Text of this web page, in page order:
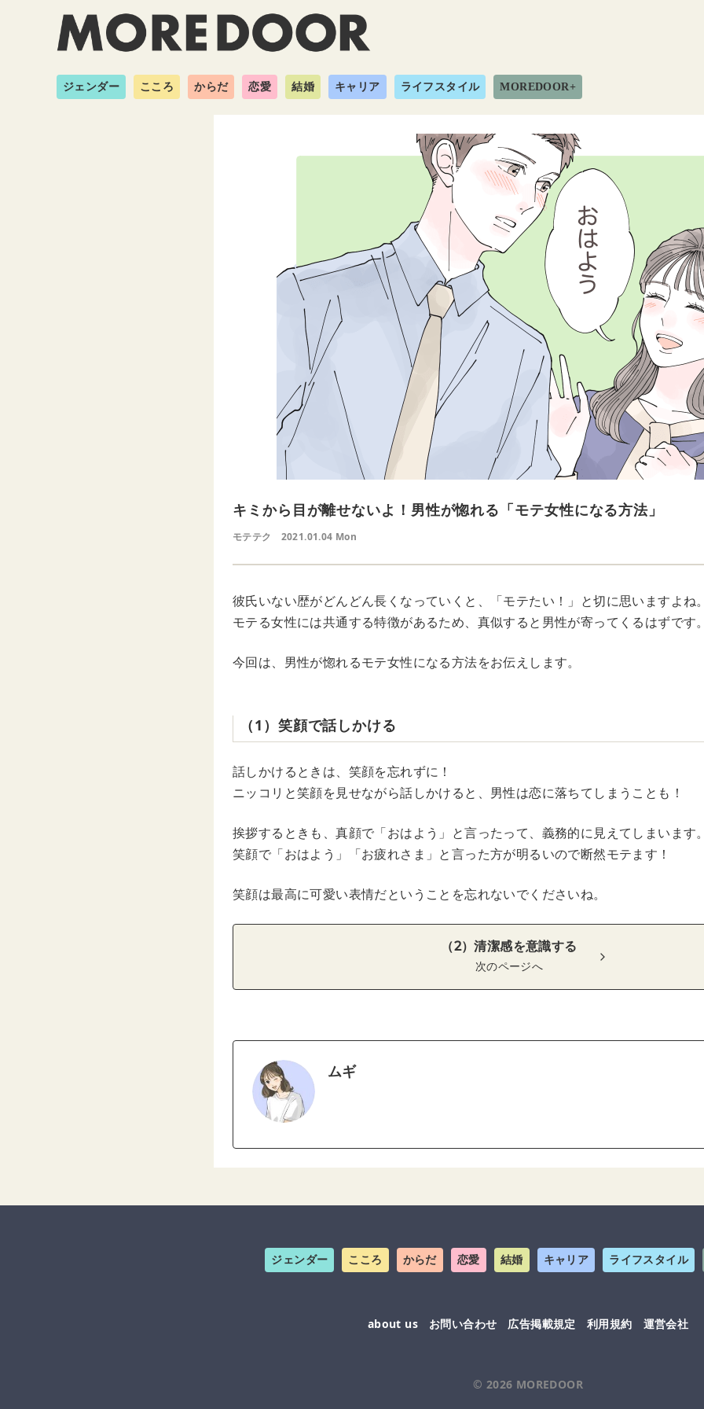
ジェンダー こころ からだ 恋愛 結婚 キャリア ライフスタイル MOREDOOR+
キミから目が離せないよ！男性が惚れる「モテ女性になる方法」
モテテク 2021.01.04 Mon
彼氏いない歴がどんどん長くなっていくと、「モテたい！」と切に思いますよね
モテる女性には共通する特徴があるため、真似すると男性が寄ってくるはずです
今回は、男性が惚れるモテ女性になる方法をお伝えします。
（1）笑顔で話しかける
話しかけるときは、笑顔を忘れずに！
ニッコリと笑顔を見せながら話しかけると、男性は恋に落ちてしまうことも！
挨拶するときも、真顔で「おはよう」と言ったって、義務的に見えてしまいます
笑顔で「おはよう」「お疲れさま」と言った方が明るいので断然モテます！
笑顔は最高に可愛い表情だということを忘れないでくださいね。
（2）清潔感を意識する
次のページへ
ムギ
ジェンダー こころ からだ 恋愛 結婚 キャリア ライフスタイル
about us お問い合わせ 広告掲載規定 利用規約 運営会社
© 2026 MOREDOOR